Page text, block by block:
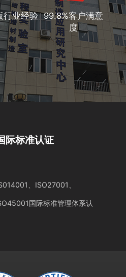
行业经验 99.8%客户满意
度
际标准认证
、ISO27001、
国际标准管理体系认